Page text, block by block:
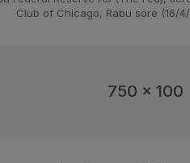
Club of Chicago, Rabu sore (16/
750 x 100